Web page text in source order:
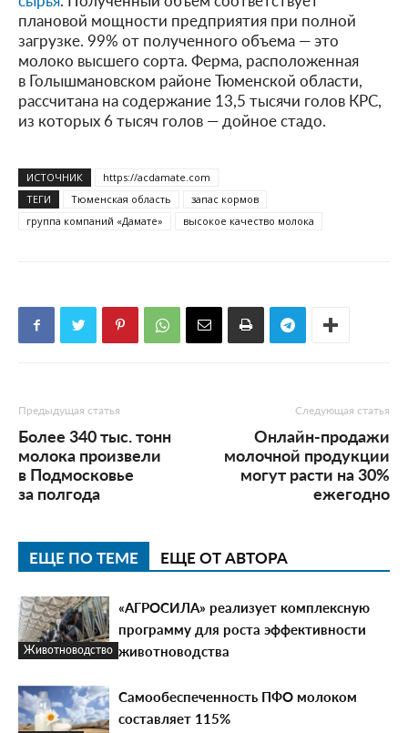
плановой мощности предприятия при полной
загрузке. 99% от полученного объема — это
молоко высшего сорта. Ферма, расположенная
в Голышмановском районе Тюменской области,
рассчитана на содержание 13,5 тысячи голов КРС,
из которых 6 тысяч голов — дойное стадо.
ИСТОЧНИК
https://acdamate.com
ТЕГИ
Тюменская область
запас кормов
группа компаний «Дамате»
высокое качество молока
Предыдущая статья
Более 340 тыс. тонн
молока произвели
в Подмосковье
за полгода
Следующая статья
Онлайн-продажи
молочной продукции
могут расти на 30%
ежегодно
ЕЩЕ ПО ТЕМЕ ЕЩЕ ОТ АВТОРА
Животноводство
«АГРОСИЛА» реализует комплексную
программу для роста эффективности
животноводства
Самообеспеченность ПФО молоком
составляет 115%